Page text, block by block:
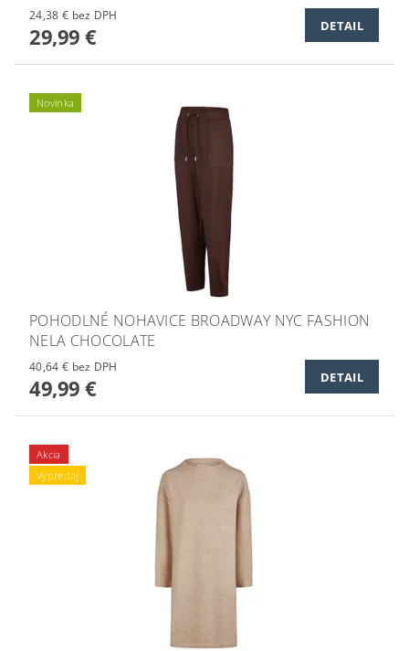
24,38 € bez DPH
29,99 € DETAIL
Novinka
POHODLNÉ NOHAVICE BROADWAY NYC FASHION
NELA CHOCOLATE
40,64 € bez DPH
49,99 € DETAIL
Akcia
Výpredaj